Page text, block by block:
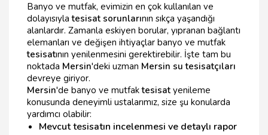
Banyo ve mutfak, evimizin en çok kullanılan ve
dolayısıylatesisat sorunlarının sıkça yaşandığı
alanlardır. Zamanla eskiyen borular, yıpranan bağlantı
elemanları ve değişen ihtiyaçlar banyo ve mutfak
tesisatının yenilenmesini gerektirebilir. İşte tam bu
noktada Mersin'deki uzman Mersin su tesisatçıları
devreye giriyor.
Mersin'de banyo ve mutfaktesisat yenileme
konusunda deneyimli ustalarımız, size şu konularda
yardımcı olabilir:
Mevcut tesisatın incelenmesi ve detaylı rapor